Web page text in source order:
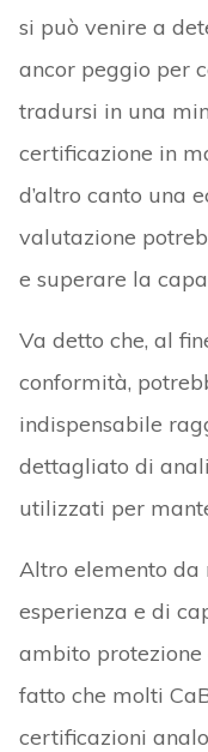
si può venire a
ancor peggio per
tradursi in una
certificazione in
d’altro canto una
valutazione
e superare la
Va detto che, al
conformità,
indispensabile
dettagliato di
utilizzati per
Altro elemento da
esperienza e di
ambito
fatto che molti
certificazioni